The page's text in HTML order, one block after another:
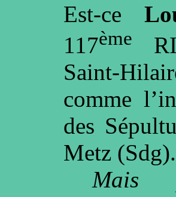
Est-ce
117ème
Saint-
comme
des
Metz (Sdg).
Mais